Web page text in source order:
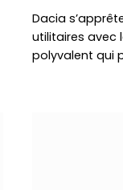
Dacia
utilitaires avec
polyvalent qui